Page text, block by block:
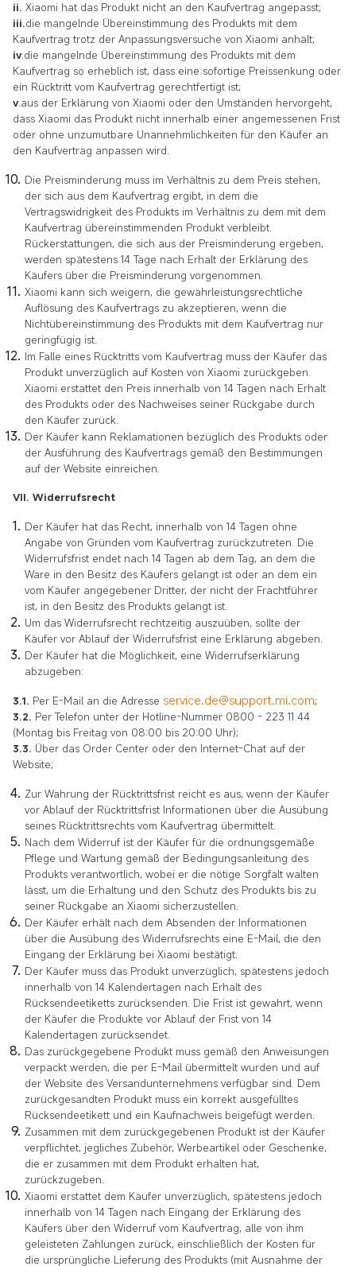
ii. Xiaomi hat das Produkt nicht an den Kaufvertrag angepasst;
iii.die mangelnde Übereinstimmung des Produkts mit dem
Kaufvertrag trotz der Anpassungsversuche von Xiaomi anhält;
iv.die mangelnde Übereinstimmung des Produkts mit dem
Kaufvertrag so erheblich ist, dass eine sofortige Preissenkung oder
ein Rücktritt vom Kaufvertrag gerechtfertigt ist;
v.aus der Erklärung von Xiaomi oder den Umständen hervorgeht,
dass Xiaomi das Produkt nicht innerhalb einer angemessenen Frist
oder ohne unzumutbare Unannehmlichkeiten für den Käufer an
den Kaufvertrag anpassen wird.
Die Preisminderung muss im Verhältnis zu dem Preis stehen,
der sich aus dem Kaufvertrag ergibt, in dem die
Vertragswidrigkeit des Produkts im Verhältnis zu dem mit dem
Kaufvertrag übereinstimmenden Produkt verbleibt.
Rückerstattungen, die sich aus der Preisminderung ergeben,
werden spätestens 14 Tage nach Erhalt der Erklärung des
Käufers über die Preisminderung vorgenommen.
Xiaomi kann sich weigern, die gewährleistungsrechtliche
Auflösung des Kaufvertrags zu akzeptieren, wenn die
Nichtübereinstimmung des Produkts mit dem Kaufvertrag nur
geringfügig ist.
Im Falle eines Rücktritts vom Kaufvertrag muss der Käufer das
Produkt unverzüglich auf Kosten von Xiaomi zurückgeben.
Xiaomi erstattet den Preis innerhalb von 14 Tagen nach Erhalt
des Produkts oder des Nachweises seiner Rückgabe durch
den Käufer zurück.
Der Käufer kann Reklamationen bezüglich des Produkts oder
der Ausführung des Kaufvertrags gemäß den Bestimmungen
auf der Website einreichen.
VII. Widerrufsrecht
Der Käufer hat das Recht, innerhalb von 14 Tagen ohne
Angabe von Gründen vom Kaufvertrag zurückzutreten. Die
Widerrufsfrist endet nach 14 Tagen ab dem Tag, an dem die
Ware in den Besitz des Käufers gelangt ist oder an dem ein
vom Käufer angegebener Dritter, der nicht der Frachtführer
ist, in den Besitz des Produkts gelangt ist.
Um das Widerrufsrecht rechtzeitig auszuüben, sollte der
Käufer vor Ablauf der Widerrufsfrist eine Erklärung abgeben.
Der Käufer hat die Möglichkeit, eine Widerrufserklärung
abzugeben:
3.1. Per E-Mail an die Adresse service.de@support.mi.com;
3.2. Per Telefon unter der Hotline-Nummer 0800 - 223 11 44
(Montag bis Freitag von 08:00 bis 20:00 Uhr);
3.3. Über das Order Center oder den Internet-Chat auf der
Website;
Zur Wahrung der Rücktrittsfrist reicht es aus, wenn der Käufer
vor Ablauf der Rücktrittsfrist Informationen über die Ausübung
seines Rücktrittsrechts vom Kaufvertrag übermittelt.
Nach dem Widerruf ist der Käufer für die ordnungsgemäße
Pflege und Wartung gemäß der Bedingungsanleitung des
Produkts verantwortlich, wobei er die nötige Sorgfalt walten
lässt, um die Erhaltung und den Schutz des Produkts bis zu
seiner Rückgabe an Xiaomi sicherzustellen.
Der Käufer erhält nach dem Absenden der Informationen
über die Ausübung des Widerrufsrechts eine E-Mail, die den
Eingang der Erklärung bei Xiaomi bestätigt.
Der Käufer muss das Produkt unverzüglich, spätestens jedoch
innerhalb von 14 Kalendertagen nach Erhalt des
Rücksendeetiketts zurücksenden. Die Frist ist gewahrt, wenn
der Käufer die Produkte vor Ablauf der Frist von 14
Kalendertagen zurücksendet.
Das zurückgegebene Produkt muss gemäß den Anweisungen
verpackt werden, die per E-Mail übermittelt wurden und auf
der Website des Versandunternehmens verfügbar sind. Dem
zurückgesandten Produkt muss ein korrekt ausgefülltes
Rücksendeetikett und ein Kaufnachweis beigefügt werden.
Zusammen mit dem zurückgegebenen Produkt ist der Käufer
verpflichtet, jegliches Zubehör, Werbeartikel oder Geschenke,
die er zusammen mit dem Produkt erhalten hat,
zurückzugeben.
Xiaomi erstattet dem Käufer unverzüglich, spätestens jedoch
innerhalb von 14 Tagen nach Eingang der Erklärung des
Käufers über den Widerruf vom Kaufvertrag, alle von ihm
geleisteten Zahlungen zurück, einschließlich der Kosten für
die ursprüngliche Lieferung des Produkts (mit Ausnahme der